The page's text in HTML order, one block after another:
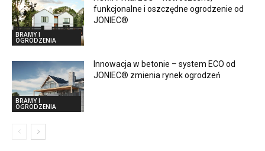
BRAMY I
OGRODZENIA
funkcjonalne i oszczędne ogrodzenie od
JONIEC®
BRAMY I
OGRODZENIA
Innowacja w betonie – system ECO od
JONIEC® zmienia rynek ogrodzeń